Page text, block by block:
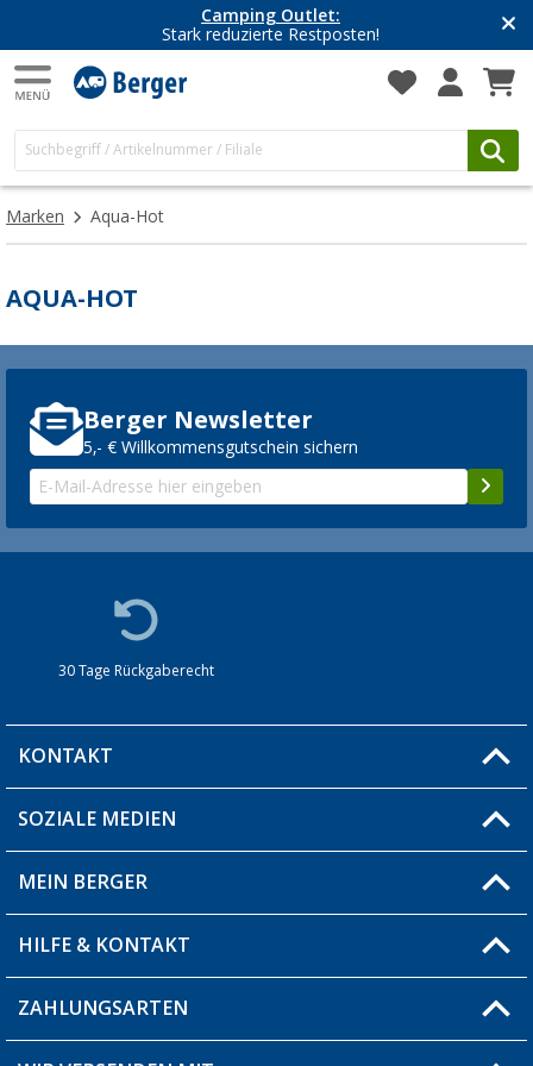
Camping Outlet:
Stark reduzierte Restposten!
Marken Aqua-Hot
AQUA-HOT
Berger Newsletter
5,- € Willkommensgutschein sichern
30 Tage Rückgaberecht
KONTAKT
Du hast eine Frage?
Filiale finden
SOZIALE MEDIEN
MEIN BERGER
Blog
Produkttester
HILFE & KONTAKT
Fragen & Antworten / FAQ
ZAHLUNGSARTEN